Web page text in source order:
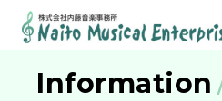
MUSICAL
ENTERPRISES
Information